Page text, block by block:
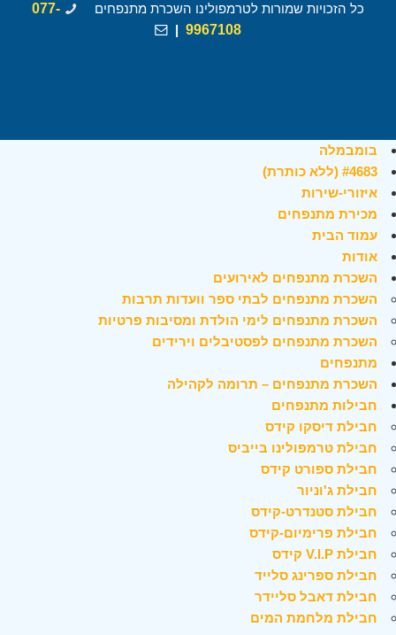
כל הזכויות שמורות לטרמפולינו השכרת מתנפחים
077-
9967108
|
בומבמלה
#4683 (ללא כותרת)
איזורי-שירות
מכירת מתנפחים
עמוד הבית
אודות
השכרת מתנפחים לאירועים
השכרת מתנפחים לבתי ספר וועדות תרבות
השכרת מתנפחים לימי הולדת ומסיבות פרטיות
השכרת מתנפחים לפסטיבלים וירידים
מתנפחים
השכרת מתנפחים – תרומה לקהילה
חבילות מתנפחים
חבילת דיסקו קידס
חבילת טרמפולינו בייביס
חבילת ספורט קידס
חבילת ג'וניור
חבילת סטנדרט-קידס
חבילת פרימיום-קידס
חבילת V.I.P קידס
חבילת ספרינג סלייד
חבילת דאבל סליידר
חבילת מלחמת המים